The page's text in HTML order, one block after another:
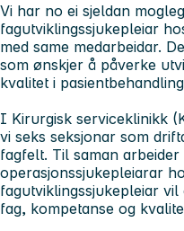
Vi har no ei sjeldan
fagutviklingssjukepleiar
med same medarbeidar.
som ønskjer å påverke
kvalitet i
I Kirurgisk serviceklinikk
vi seks seksjonar som
fagfelt. Til saman arbeider
operasjonssjukepleiarar
fagutviklingssjukepleiar
fag, kompetanse og